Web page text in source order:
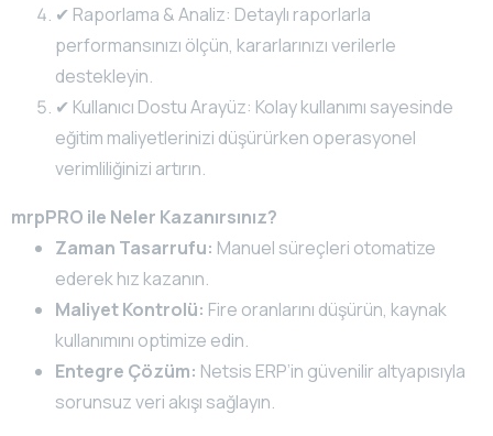
✔ Raporlama & Analiz: Detaylı raporlarla
performansınızı ölçün, kararlarınızı verilerle
destekleyin.
✔ Kullanıcı Dostu Arayüz: Kolay kullanımı sayesinde
eğitim maliyetlerinizi düşürürken operasyonel
verimliliğinizi artırın.
mrpPRO ile Neler Kazanırsınız?
Zaman Tasarrufu: Manuel süreçleri otomatize
ederek hız kazanın.
Maliyet Kontrolü: Fire oranlarını düşürün, kaynak
kullanımını optimize edin.
Entegre Çözüm: Netsis ERP’in güvenilir altyapısıyla
sorunsuz veri akışı sağlayın.